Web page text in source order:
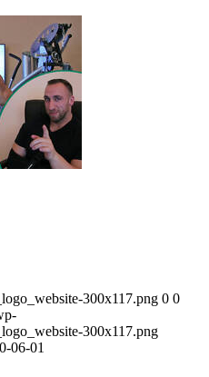
300x117.png 0 0
300x117.png
06-01